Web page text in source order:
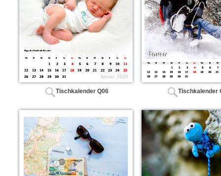
Tischkalender Q06 Tischkalender